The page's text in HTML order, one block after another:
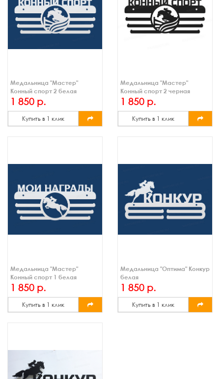
Медальница "Мастер"
Конный спорт 2 белая
1 850 р.
Купить в 1 клик
Медальница "Мастер"
Конный спорт 2 черная
1 850 р.
Купить в 1 клик
Медальница "Мастер"
Конный спорт 1 белая
1 850 р.
Купить в 1 клик
Медальница "Оптима" Конкур
белая
1 850 р.
Купить в 1 клик